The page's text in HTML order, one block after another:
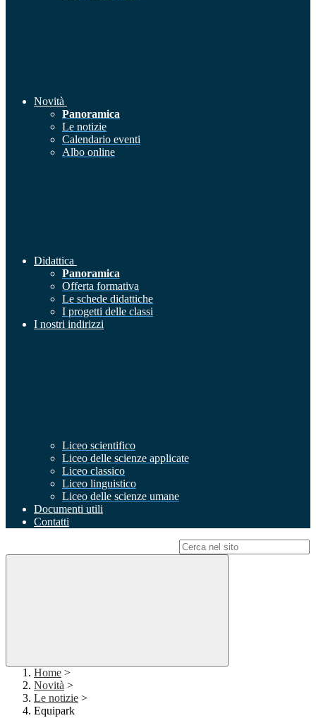
Novità
Panoramica
Le notizie
Calendario eventi
Albo online
Didattica
Panoramica
Offerta formativa
Le schede didattiche
I progetti delle classi
I nostri indirizzi
Liceo scientifico
Liceo delle scienze applicate
Liceo classico
Liceo linguistico
Liceo delle scienze umane
Documenti utili
Contatti
Home >
Novità >
Le notizie >
Equipark